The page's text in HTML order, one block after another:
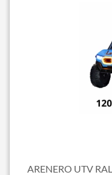
ARENERO UTV